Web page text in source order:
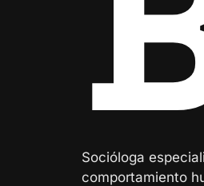
Socióloga
comportamiento